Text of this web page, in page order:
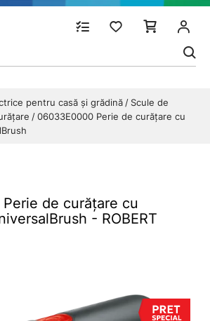
pentru casă și grădină
Scule de
06033E0000 Perie de curăţare cu
de curăţare cu
- ROBERT